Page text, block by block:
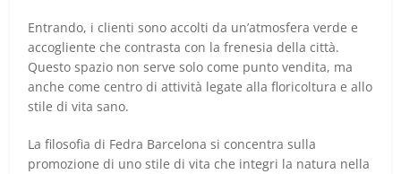
Entrando, i clienti sono accolti da un’atmosfera verde e
accogliente che contrasta con la frenesia della città.
Questo spazio non serve solo come punto vendita, ma
anche come centro di attività legate alla floricoltura e allo
stile di vita sano.
La filosofia di Fedra Barcelona si concentra sulla
promozione di uno stile di vita che integri la natura nella